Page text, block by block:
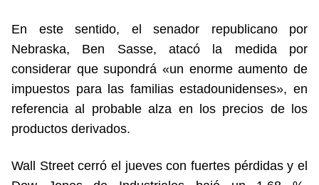
En este sentido, el senador republicano por
Nebraska, Ben Sasse, atacó la medida por
considerar que supondrá «un enorme aumento de
impuestos para las familias estadounidenses», en
referencia al probable alza en los precios de los
productos derivados.
Wall Street cerró el jueves con fuertes pérdidas y el